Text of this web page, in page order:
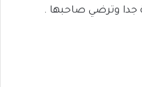
جدا وترضي صاحبها .